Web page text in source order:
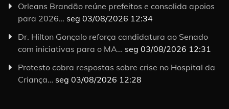
Orleans Brandão reúne prefeitos e consolida apoios
para 2026… seg 03/08/2026 12:34
Dr. Hilton Gonçalo reforça candidatura ao Senado
com iniciativas para o MA… seg 03/08/2026 12:31
Protesto cobra respostas sobre crise no Hospital da
Criança… seg 03/08/2026 12:28